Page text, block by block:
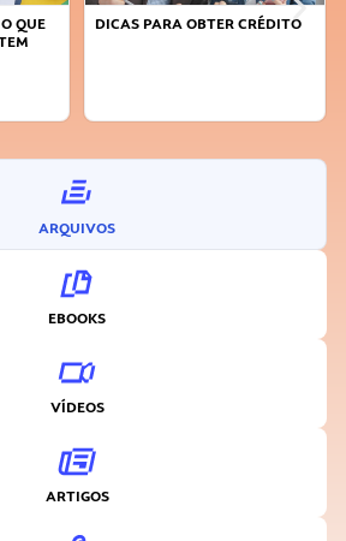
DICAS PARA OBTER CRÉDITO
FAÇA A
ARQUIVOS
EBOOKS
VÍDEOS
ARTIGOS